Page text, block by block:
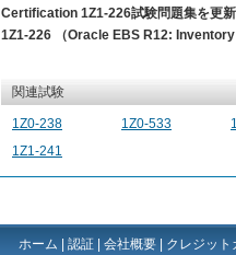
Certification 1Z1-226試験問題集を更
1Z1-226 （Oracle EBS R12:
関連試験
1Z0-238 1Z0-533
1Z1-241
ホーム 認証 会社概要 クレジッ